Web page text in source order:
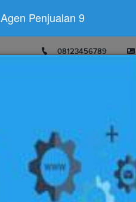
Agen Penjualan 9